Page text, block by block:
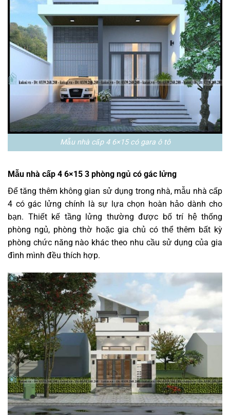
Mẫu nhà cấp 4 6×15 có gara ô tô
Mẫu nhà cấp 4 6×15 3 phòng ngủ có gác lửng
Để tăng thêm không gian sử dụng trong nhà, mẫu nhà cấp
4 có gác lửng chính là sự lựa chọn hoàn hảo dành cho
bạn. Thiết kế tầng lửng thường được bố trí hệ thống
phòng ngủ, phòng thờ hoặc gia chủ có thể thêm bất kỳ
phòng chức năng nào khác theo nhu cầu sử dụng của gia
đình mình đều thích hợp.